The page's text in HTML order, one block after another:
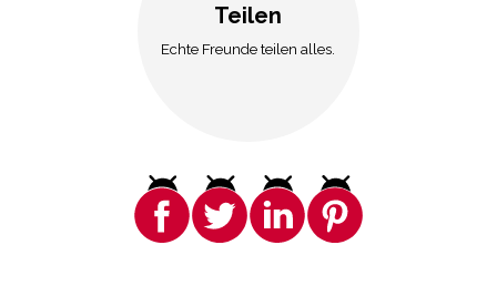
Teilen
Echte Freunde teilen alles.